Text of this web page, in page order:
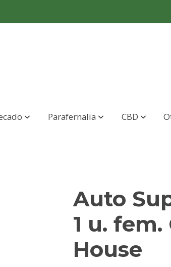
Parafernalia CBD
Auto
1 u. fem.
House